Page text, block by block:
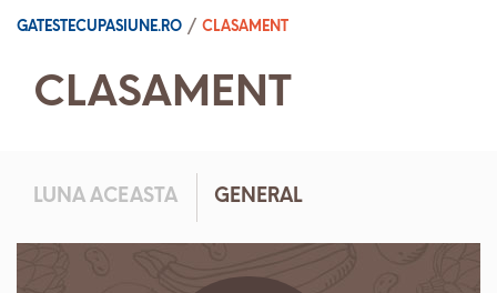
GATESTECUPASIUNE.RO / CLASAMENT
CLASAMENT
LUNA ACEASTA GENERAL